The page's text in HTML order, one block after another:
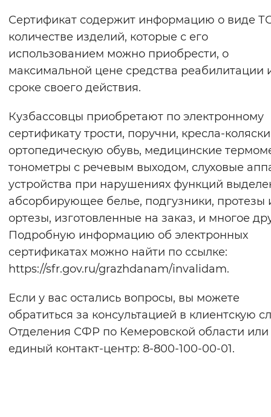
Сертификат содержит информацию о виде
количестве изделий, которые с его
использованием можно приобрести, о
максимальной цене средства реабилитации
сроке своего действия.
Кузбассовцы приобретают по электронному
сертификату трости, поручни, кресла-
ортопедическую обувь, медицинские
тонометры с речевым выходом, слуховые
устройства при нарушениях функций
абсорбирующее белье, подгузники, протезы
ортезы, изготовленные на заказ, и многое
Подробную информацию об электронных
сертификатах можно найти по ссылке:
https://sfr.gov.ru/grazhdanam/invalidam.
Если у вас остались вопросы, вы можете
обратиться за консультацией в клиентскую
Отделения СФР по Кемеровской области или
единый контакт-центр: 8-800-100-00-01.